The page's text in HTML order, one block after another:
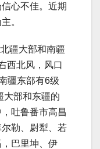
心不佳。近期
。
疆大部和南疆
西北风，风口
疆东部有6级
大部和东疆的
吐鲁番市高昌
勒、尉犁、若
巴里坤、伊